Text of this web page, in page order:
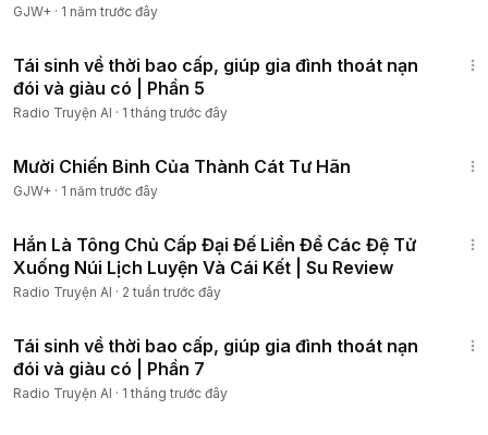
GJW+ · 1 năm trước đây
Tái sinh về thời bao cấp, giúp gia đình thoát nạn
đói và giàu có | Phần 5
Radio Truyện AI · 1 tháng trước đây
Mười Chiến Binh Của Thành Cát Tư Hãn
GJW+ · 1 năm trước đây
Hắn Là Tông Chủ Cấp Đại Đế Liền Để Các Đệ Tử
Xuống Núi Lịch Luyện Và Cái Kết | Su Review
Radio Truyện AI · 2 tuần trước đây
Tái sinh về thời bao cấp, giúp gia đình thoát nạn
đói và giàu có | Phần 7
Radio Truyện AI · 1 tháng trước đây